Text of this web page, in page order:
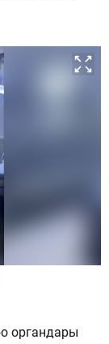
органдары